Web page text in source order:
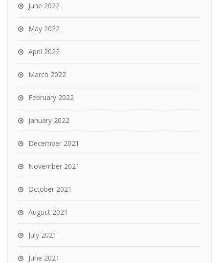
June 2022
May 2022
April 2022
March 2022
February 2022
January 2022
December 2021
November 2021
October 2021
August 2021
July 2021
June 2021